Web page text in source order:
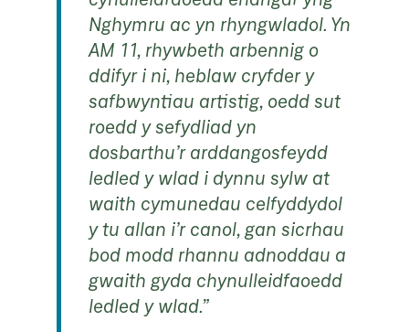
Nghymru ac yn rhyngwladol. Yn
AM 11, rhywbeth arbennig o
ddifyr i ni, heblaw cryfder y
safbwyntiau artistig, oedd sut
roedd y sefydliad yn
dosbarthu’r arddangosfeydd
ledled y wlad i dynnu sylw at
waith cymunedau celfyddydol
y tu allan i’r canol, gan sicrhau
bod modd rhannu adnoddau a
gwaith gyda chynulleidfaoedd
ledled y wlad.”